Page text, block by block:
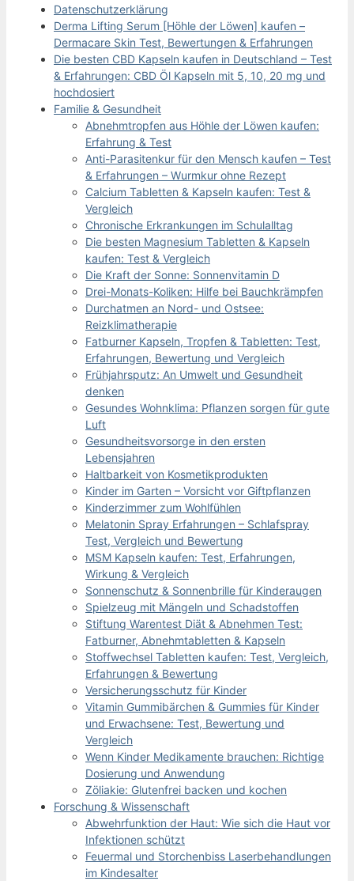
Datenschutzerklärung
Derma Lifting Serum [Höhle der Löwen] kaufen –
Dermacare Skin Test, Bewertungen & Erfahrungen
Die besten CBD Kapseln kaufen in Deutschland – Test
& Erfahrungen: CBD Öl Kapseln mit 5, 10, 20 mg und
hochdosiert
Familie & Gesundheit
Abnehmtropfen aus Höhle der Löwen kaufen:
Erfahrung & Test
Anti-Parasitenkur für den Mensch kaufen – Test
& Erfahrungen – Wurmkur ohne Rezept
Calcium Tabletten & Kapseln kaufen: Test &
Vergleich
Chronische Erkrankungen im Schulalltag
Die besten Magnesium Tabletten & Kapseln
kaufen: Test & Vergleich
Die Kraft der Sonne: Sonnenvitamin D
Drei-Monats-Koliken: Hilfe bei Bauchkrämpfen
Durchatmen an Nord- und Ostsee:
Reizklimatherapie
Fatburner Kapseln, Tropfen & Tabletten: Test,
Erfahrungen, Bewertung und Vergleich
Frühjahrsputz: An Umwelt und Gesundheit
denken
Gesundes Wohnklima: Pflanzen sorgen für gute
Luft
Gesundheitsvorsorge in den ersten
Lebensjahren
Haltbarkeit von Kosmetikprodukten
Kinder im Garten – Vorsicht vor Giftpflanzen
Kinderzimmer zum Wohlfühlen
Melatonin Spray Erfahrungen – Schlafspray
Test, Vergleich und Bewertung
MSM Kapseln kaufen: Test, Erfahrungen,
Wirkung & Vergleich
Sonnenschutz & Sonnenbrille für Kinderaugen
Spielzeug mit Mängeln und Schadstoffen
Stiftung Warentest Diät & Abnehmen Test:
Fatburner, Abnehmtabletten & Kapseln
Stoffwechsel Tabletten kaufen: Test, Vergleich,
Erfahrungen & Bewertung
Versicherungsschutz für Kinder
Vitamin Gummibärchen & Gummies für Kinder
und Erwachsene: Test, Bewertung und
Vergleich
Wenn Kinder Medikamente brauchen: Richtige
Dosierung und Anwendung
Zöliakie: Glutenfrei backen und kochen
Forschung & Wissenschaft
Abwehrfunktion der Haut: Wie sich die Haut vor
Infektionen schützt
Feuermal und Storchenbiss Laserbehandlungen
im Kindesalter